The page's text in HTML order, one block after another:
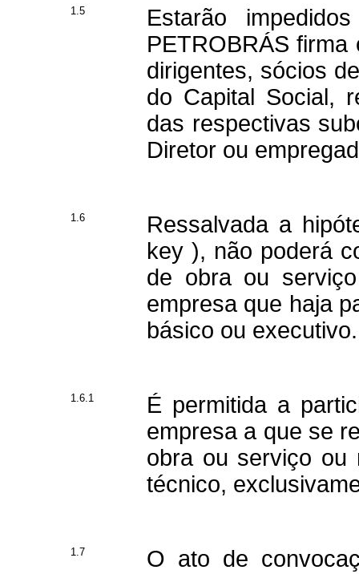
1.5
Estarão
PETROBRÁS
dirigentes, sócios
do Capital Social,
das respectivas
Diretor ou
1.6
Ressalvada a
key ), não poderá
de obra ou
empresa que haja
básico ou executivo.
1.6.1
É permitida a
empresa a que se
obra ou serviço ou
técnico,
1.7
O ato de